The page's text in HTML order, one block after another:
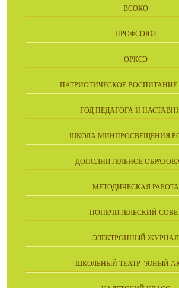
ВСОКО
ПРОФСОЮЗ
ОРКСЭ
ПАТРИОТИЧЕСКОЕ
ГОД ПЕДАГОГА И
ШКОЛА МИНПРОСВЕЩЕНИЯ
ДОПОЛНИТЕЛЬНОЕ
МЕТОДИЧЕСКАЯ РАБОТА
ПОПЕЧИТЕЛЬСКИЙ
ЭЛЕКТРОННЫЙ ЖУРНАЛ
ШКОЛЬНЫЙ ТЕАТР "ЮНЫЙ